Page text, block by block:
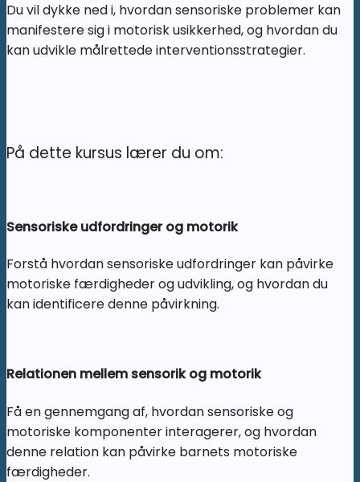
Du vil dykke ned i, hvordan sensoriske problemer kan
manifestere sig i motorisk usikkerhed, og hvordan du
kan udvikle målrettede interventionsstrategier.
På dette kursus lærer du om:
Sensoriske udfordringer og motorik
Forstå hvordan sensoriske udfordringer kan påvirke
motoriske færdigheder og udvikling, og hvordan du
kan identificere denne påvirkning.
Relationen mellem sensorik og motorik
Få en gennemgang af, hvordan sensoriske og
motoriske komponenter interagerer, og hvordan
denne relation kan påvirke barnets motoriske
færdigheder.